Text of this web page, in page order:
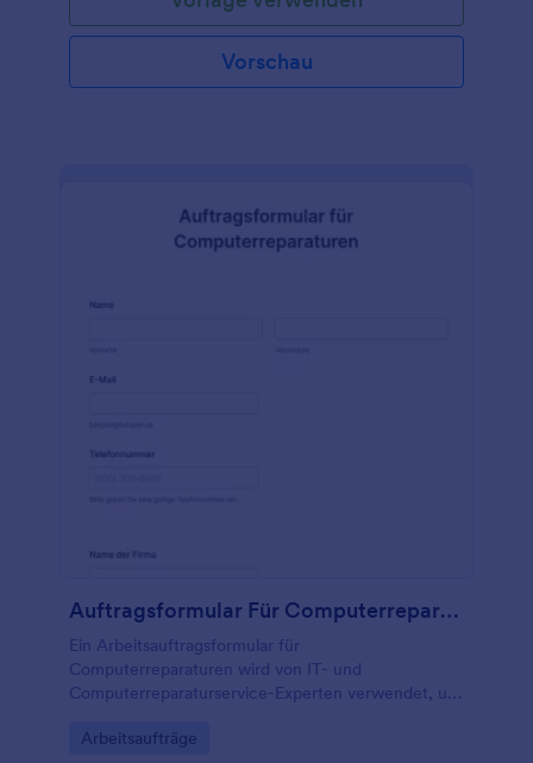
Vorschau
Auftragsformular Für Computerreparaturen
Ein Arbeitsauftragsformular für
Computerreparaturen wird von IT- und
Computerreparaturservice-Experten verwendet, um
nahtlos online anzunehmen.
Go to Category:
Arbeitsaufträge